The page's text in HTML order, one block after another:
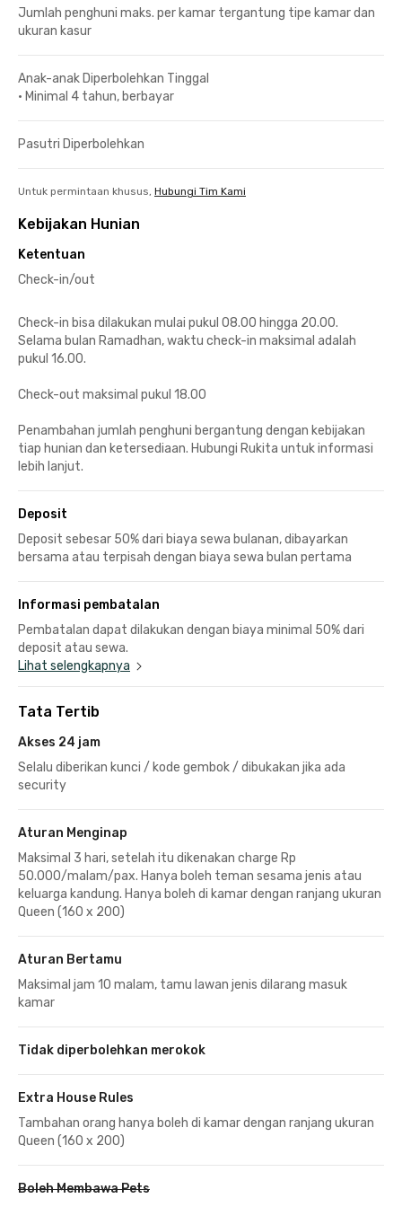
Jumlah penghuni maks. per kamar tergantung tipe kamar dan
ukuran kasur
Anak-anak Diperbolehkan Tinggal
• Minimal 4 tahun, berbayar
Pasutri Diperbolehkan
Untuk permintaan khusus, Hubungi Tim Kami
Kebijakan Hunian
Ketentuan
Check-in/out
Check-in bisa dilakukan mulai pukul 08.00 hingga 20.00.
Selama bulan Ramadhan, waktu check-in maksimal adalah
pukul 16.00.
Check-out maksimal pukul 18.00
Penambahan jumlah penghuni bergantung dengan kebijakan
tiap hunian dan ketersediaan. Hubungi Rukita untuk informasi
lebih lanjut.
Deposit
Deposit sebesar 50% dari biaya sewa bulanan, dibayarkan
bersama atau terpisah dengan biaya sewa bulan pertama
Informasi pembatalan
Pembatalan dapat dilakukan dengan biaya minimal 50% dari
deposit atau sewa.
Lihat selengkapnya
Tata Tertib
Akses 24 jam
Selalu diberikan kunci / kode gembok / dibukakan jika ada
security
Aturan Menginap
Maksimal 3 hari, setelah itu dikenakan charge Rp
50.000/malam/pax. Hanya boleh teman sesama jenis atau
keluarga kandung. Hanya boleh di kamar dengan ranjang ukuran
Queen (160 x 200)
Aturan Bertamu
Maksimal jam 10 malam, tamu lawan jenis dilarang masuk
kamar
Tidak diperbolehkan merokok
Extra House Rules
Tambahan orang hanya boleh di kamar dengan ranjang ukuran
Queen (160 x 200)
Boleh Membawa Pets